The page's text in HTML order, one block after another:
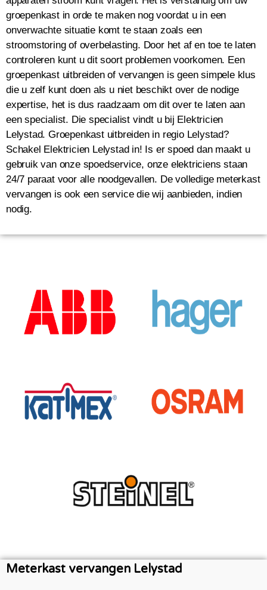
groepenkast in orde te maken nog voordat u in een
onverwachte situatie komt te staan zoals een
stroomstoring of overbelasting. Door het af en toe te laten
controleren kunt u dit soort problemen voorkomen. Een
groepenkast uitbreiden of vervangen is geen simpele klus
die u zelf kunt doen als u niet beschikt over de nodige
expertise, het is dus raadzaam om dit over te laten aan
een specialist. Die specialist vindt u bij Elektricien
Lelystad. Groepenkast uitbreiden in regio Lelystad?
Schakel Elektricien Lelystad in! Is er spoed dan maakt u
gebruik van onze spoedservice, onze elektriciens staan
24/7 paraat voor alle noodgevallen. De volledige meterkast
vervangen is ook een service die wij aanbieden, indien
nodig.
Meterkast vervangen Lelystad